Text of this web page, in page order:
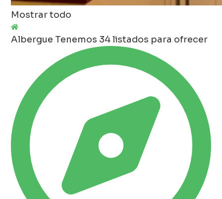
Mostrar todo
Albergue Tenemos 34 listados para ofrecer